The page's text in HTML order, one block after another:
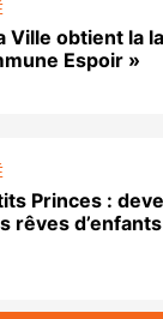
Ville obtient la
Espoir »
Princes :
rêves